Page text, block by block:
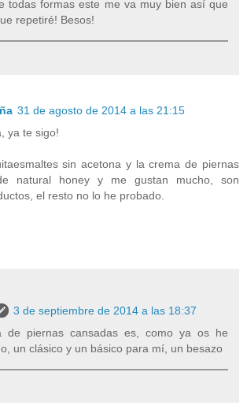
todas formas este me va muy bien así que
repetiré! Besos!
31 de agosto de 2014 a las 21:15
ya te sigo!
sin acetona y la crema de piernas
natural honey y me gustan mucho, son
el resto no lo he probado.
3 de septiembre de 2014 a las 18:37
de piernas cansadas es, como ya os he
un clásico y un básico para mí, un besazo